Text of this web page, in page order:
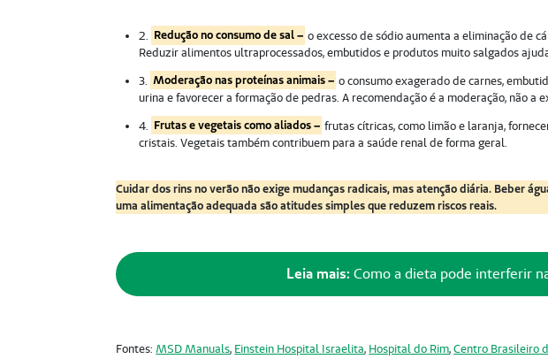
2. Redução no consumo de sal – o excesso de sódio aumenta a eliminação de
Reduzir alimentos ultraprocessados, embutidos e produtos muito salgados
3. Moderação nas proteínas animais – o consumo exagerado de carnes,
urina e favorecer a formação de pedras. A recomendação é a moderação, não a
4. Frutas e vegetais como aliados – frutas cítricas, como limão e laranja,
cristais. Vegetais também contribuem para a saúde renal de forma geral.
Cuidar dos rins no verão não exige mudanças radicais, mas atenção diária. Beber
uma alimentação adequada são atitudes simples que reduzem riscos reais.
Leia mais: Como a dieta pode interferir
Fontes: MSD Manuals, Einstein Hospital Israelita, Hospital do Rim,Centro Brasileiro